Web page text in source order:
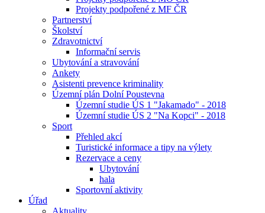
Projekty podpořené z MF ČR
Partnerství
Školství
Zdravotnictví
Informační servis
Ubytování a stravování
Ankety
Asistenti prevence kriminality
Územní plán Dolní Poustevna
Územní studie ÚS 1 "Jakamado" - 2018
Územní studie ÚS 2 "Na Kopci" - 2018
Sport
Přehled akcí
Turistické informace a tipy na výlety
Rezervace a ceny
Ubytování
hala
Sportovní aktivity
Úřad
Aktuality